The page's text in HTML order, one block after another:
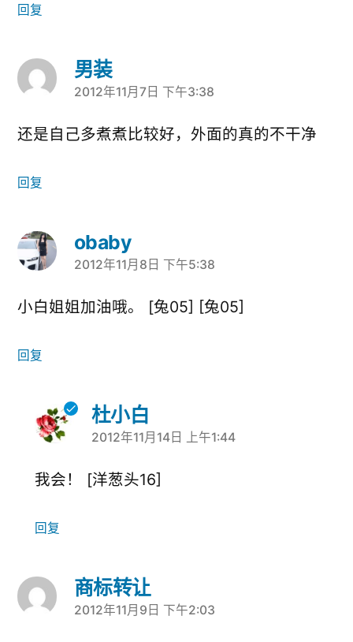
回复
男装
说：
2012年11月7日 下午3:38
还是自己多煮煮比较好，外面的真的不干净
回复
obaby
说：
2012年11月8日 下午5:38
小白姐姐加油哦。 [兔05] [兔05]
回复
杜小白
说：
2012年11月14日 上午1:44
我会！ [洋葱头16]
回复
商标转让
说：
2012年11月9日 下午2:03